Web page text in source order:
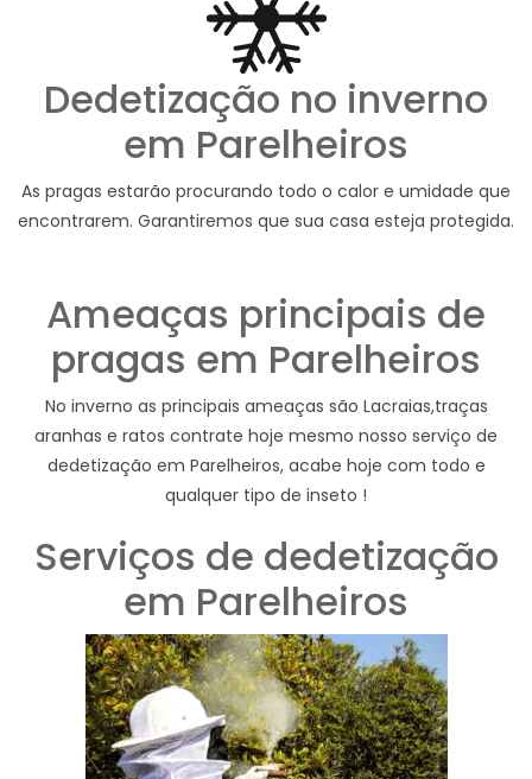
Dedetização no inverno
em Parelheiros
As pragas estarão procurando todo o calor e umidade que
encontrarem. Garantiremos que sua casa esteja protegida.
Ameaças principais de
pragas em Parelheiros
No inverno as principais ameaças são Lacraias,traças
aranhas e ratos contrate hoje mesmo nosso serviço de
dedetização em Parelheiros, acabe hoje com todo e
qualquer tipo de inseto !
Serviços de dedetização
em Parelheiros